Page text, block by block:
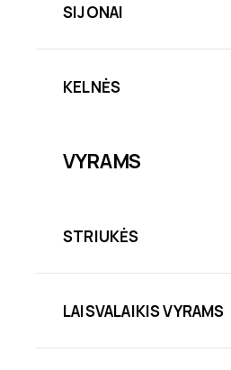
SIJONAI
KELNĖS
VYRAMS
STRIUKĖS
LAISVALAIKIS VYRAMS